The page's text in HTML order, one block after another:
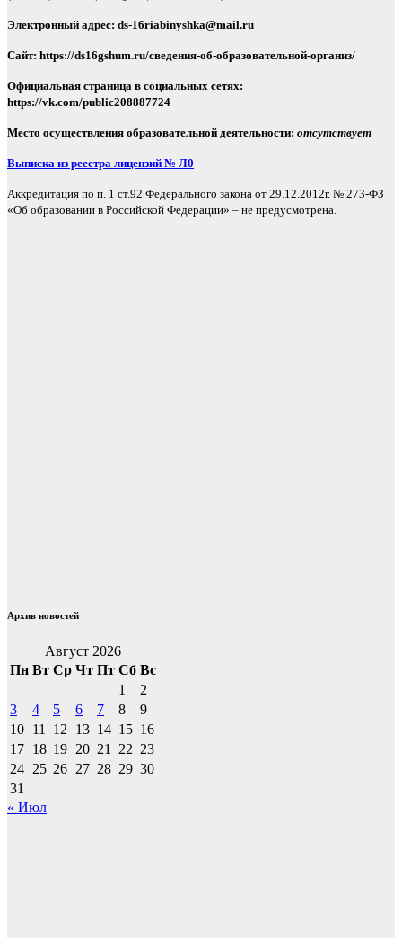
Электронный адрес: ds-16riabinyshka@mail.ru
Сайт: https://ds16gshum.ru/сведения-об-образовательной-организ/
Официальная страница в социальных сетях:
https://vk.com/public208887724
Место осуществления образовательной деятельности: отсутствует
Выписка из реестра лицензий № Л0
Аккредитация по п. 1 ст.92 Федерального закона от 29.12.2012г. № 273-ФЗ
«Об образовании в Российской Федерации» – не предусмотрена.
Архив новостей
Август 2026
Пн Вт Ср Чт Пт Сб Вс
1
2
3
4 5 6 7 8
9
10 11 12 13 14 15 16
17 18 19 20 21 22 23
24 25 26 27 28 29 30
31
« Июл